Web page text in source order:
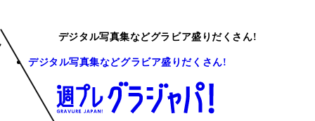
デジタル写真集などグラビア盛りだくさん!
デジタル写真集などグラビア盛りだくさん!